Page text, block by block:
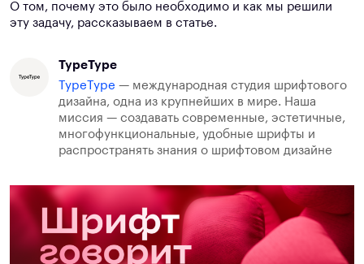
О том, почему это было необходимо и как мы решили
эту задачу, рассказываем в статье.
TypeType
TypeType — международная студия шрифтового
дизайна, одна из крупнейших в мире. Наша
миссия — создавать современные, эстетичные,
многофункциональные, удобные шрифты и
распространять знания о шрифтовом дизайне